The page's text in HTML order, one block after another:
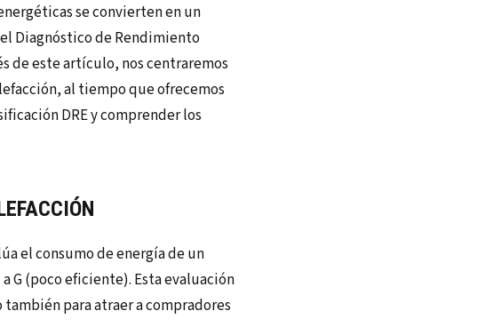
se convierten en un
Diagnóstico de Rendimiento
de este artículo, nos centraremos
al tiempo que ofrecemos
DRE y comprender los
el consumo de energía de un
G (poco eficiente). Esta evaluación
para atraer a compradores